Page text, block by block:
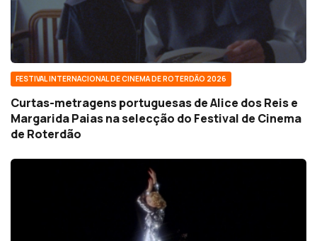
FESTIVAL INTERNACIONAL DE CINEMA DE ROTERDÃO 2026
Curtas-metragens portuguesas de Alice dos Reis e
Margarida Paias na selecção do Festival de Cinema
de Roterdão